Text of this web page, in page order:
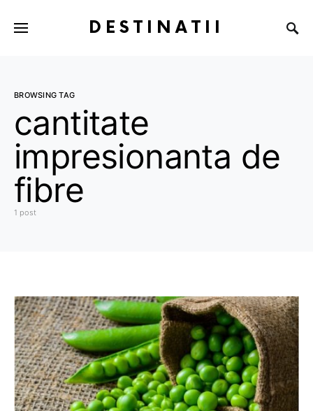
DESTINATII
BROWSING TAG
cantitate
impresionanta de
fibre
1 post